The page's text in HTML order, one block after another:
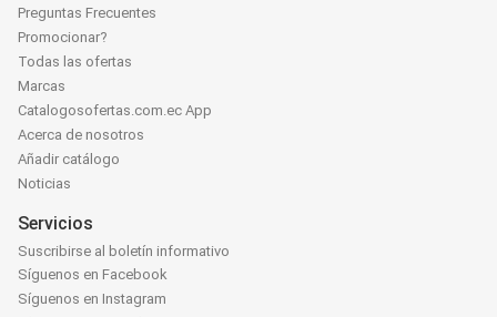
Preguntas Frecuentes
Promocionar?
Todas las ofertas
Marcas
Catalogosofertas.com.ec App
Acerca de nosotros
Añadir catálogo
Noticias
Servicios
Suscribirse al boletín informativo
Síguenos en Facebook
Síguenos en Instagram